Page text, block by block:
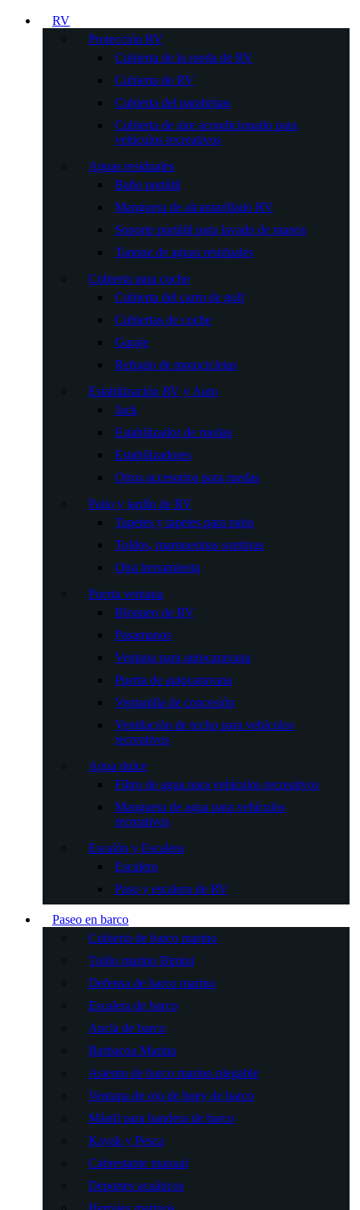
RV
Protección RV
Cubierta de la rueda de RV
Cubierta de RV
Cubierta del parabrisas
Cubierta de aire acondicionado para
vehículos recreativos
Aguas residuales
Baño portátil
Manguera de alcantarillado RV
Soporte portátil para lavado de manos
Tanque de aguas residuales
Cubierta para coche
Cubierta del carro de golf
Cubiertas de coche
Garaje
Refugio de motocicletas
Estabilización RV y Auto
Jack
Estabilizador de ruedas
Estabilizadores
Otros accesorios para ruedas
Patio y jardín de RV
Tapetes y tapetes para patio
Toldos, marquesinas sombras
Otra herramienta
Puerta ventana
Bloqueo de RV
Pasamanos
Ventana para autocaravana
Puerta de autocaravana
Ventanilla de concesión
Ventilación de techo para vehículos
recreativos
Agua dulce
Filtro de agua para vehículos recreativos
Manguera de agua para vehículos
recreativos
Escalón y Escalera
Escalera
Paso y escalera de RV
Paseo en barco
Cubierta de barco marino
Toldo marino Bimini
Defensa de barco marino
Escalera de barco
Ancla de barco
Barbacoa Marina
Asiento de barco marino plegable
Ventana de ojo de buey de barco
Mástil para bandera de barco
Kayak y Pesca
Cabrestante manual
Deportes acuáticos